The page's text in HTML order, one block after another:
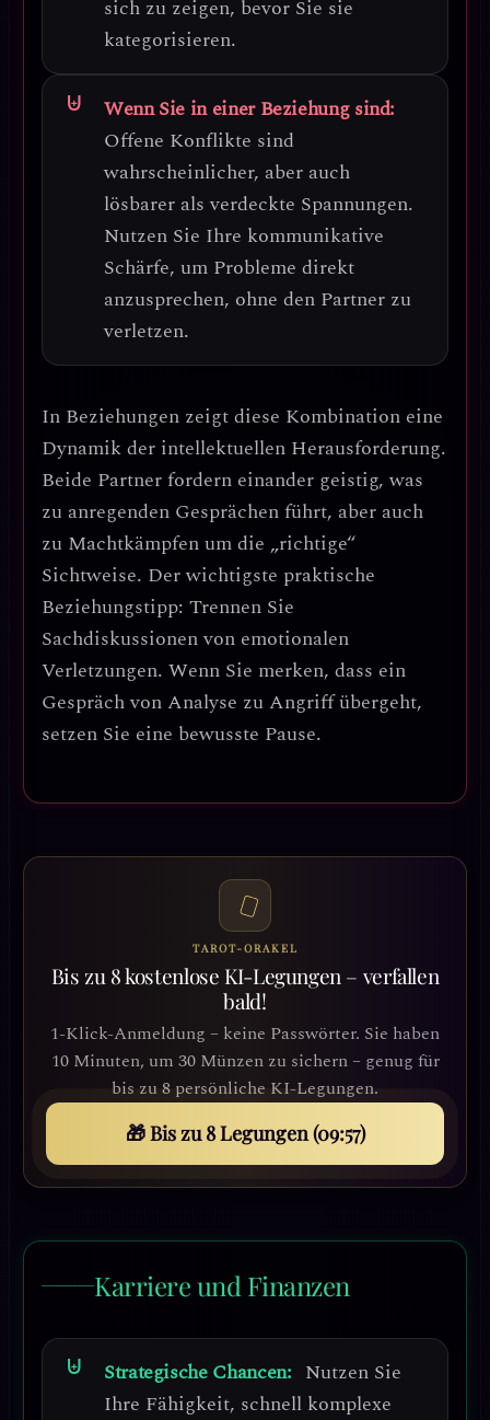
sich zu zeigen, bevor Sie sie
kategorisieren.
Wenn Sie in einer Beziehung sind:
Offene Konflikte sind
wahrscheinlicher, aber auch
lösbarer als verdeckte Spannungen.
Nutzen Sie Ihre kommunikative
Schärfe, um Probleme direkt
anzusprechen, ohne den Partner zu
verletzen.
In Beziehungen zeigt diese Kombination eine
Dynamik der intellektuellen Herausforderung.
Beide Partner fordern einander geistig, was
zu anregenden Gesprächen führt, aber auch
zu Machtkämpfen um die „richtige“
Sichtweise. Der wichtigste praktische
Beziehungstipp: Trennen Sie
Sachdiskussionen von emotionalen
Verletzungen. Wenn Sie merken, dass ein
Gespräch von Analyse zu Angriff übergeht,
setzen Sie eine bewusste Pause.
TAROT-ORAKEL
Bis zu 8 kostenlose KI-Legungen – verfallen
bald!
1-Klick-Anmeldung – keine Passwörter. Sie haben
10 Minuten, um 30 Münzen zu sichern – genug für
bis zu 8 persönliche KI-Legungen.
🎁 Bis zu 8 Legungen (09:53)
Karriere und Finanzen
Strategische Chancen: Nutzen Sie
Ihre Fähigkeit, schnell komplexe